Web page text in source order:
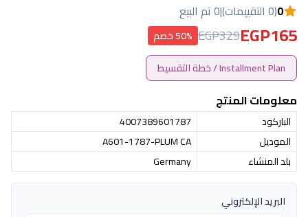
0(0 التقييمات) |0 تم البيع
EGP165
EGP329 50% خصم
Installment Plan / خطة التقسيط
معلومات المنتج
الباركود
4007389601787
الموديل
A601-1787-PLUM CA
بلد المنشاء
Germany
البريد الإلكتروني